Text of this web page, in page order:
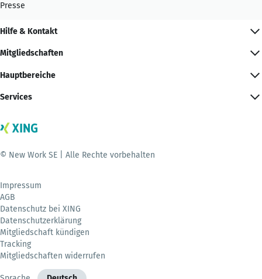
Presse
Hilfe & Kontakt
Mitgliedschaften
Hauptbereiche
Services
© New Work SE | Alle Rechte vorbehalten
Impressum
AGB
Datenschutz bei XING
Datenschutzerklärung
Mitgliedschaft kündigen
Tracking
Mitgliedschaften widerrufen